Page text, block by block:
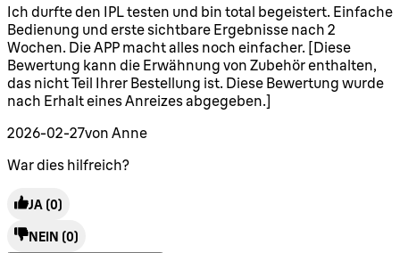
5 Sterne von maximal 5
Ich durfte den IPL testen und bin total begeistert. Einfache
Bedienung und erste sichtbare Ergebnisse nach 2
Wochen. Die APP macht alles noch einfacher. [Diese
Bewertung kann die Erwähnung von Zubehör enthalten,
das nicht Teil Ihrer Bestellung ist. Diese Bewertung wurde
nach Erhalt eines Anreizes abgegeben.]
2026-02-27von Anne
War dies hilfreich?
JA (0)
NEIN (0)